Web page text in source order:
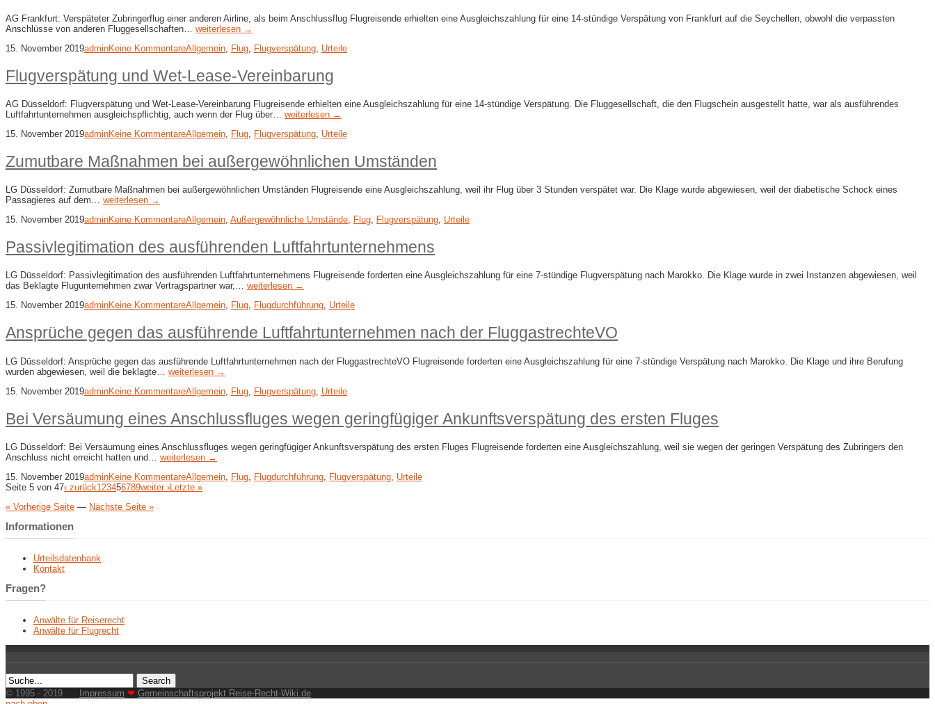
AG Frankfurt: Verspäteter Zubringerflug einer anderen Airline, als beim Anschlussflug Flugreisende erhielten eine Ausgleichszahlung für eine 14-stündige Verspätung von Frankfurt auf die Seychellen, obwohl die verpassten
Anschlüsse von anderen Fluggesellschaften… weiterlesen →
15. November 2019adminKeine KommentareAllgemein Flug Flugverspätung Urteile
Flugverspätung und Wet-Lease-Vereinbarung
AG Düsseldorf: Flugverspätung und Wet-Lease-Vereinbarung Flugreisende erhielten eine Ausgleichszahlung für eine 14-stündige Verspätung. Die Fluggesellschaft, die den Flugschein ausgestellt hatte, war als ausführendes
Luftfahrtunternehmen ausgleichspflichtig, auch wenn der Flug über… weiterlesen →
15. November 2019adminKeine KommentareAllgemein, Flug, Flugverspätung, Urteile
Zumutbare Maßnahmen bei außergewöhnlichen Umständen
LG Düsseldorf: Zumutbare Maßnahmen bei außergewöhnlichen Umständen Flugreisende eine Ausgleichszahlung, weil ihr Flug über 3 Stunden verspätet war. Die Klage wurde abgewiesen, weil der diabetische Schock eines
Passagieres auf dem… weiterlesen →
15. November 2019adminKeine KommentareAllgemein, Außergewöhnliche Umstände, Flug, Flugverspätung, Urteile
Passivlegitimation des ausführenden Luftfahrtunternehmens
LG Düsseldorf: Passivlegitimation des ausführenden Luftfahrtunternehmens Flugreisende forderten eine Ausgleichszahlung für eine 7-stündige Flugverspätung nach Marokko. Die Klage wurde in zwei Instanzen abgewiesen, weil
das Beklagte Flugunternehmen zwar Vertragspartner war,… weiterlesen →
15. November 2019adminKeine KommentareAllgemein, Flug, Flugdurchführung, Urteile
Ansprüche gegen das ausführende Luftfahrtunternehmen nach der FluggastrechteVO
LG Düsseldorf: Ansprüche gegen das ausführende Luftfahrtunternehmen nach der FluggastrechteVO Flugreisende forderten eine Ausgleichszahlung für eine 7-stündige Verspätung nach Marokko. Die Klage und ihre Berufung
wurden abgewiesen, weil die beklagte… weiterlesen →
15. November 2019adminKeine KommentareAllgemein Flug Flugverspätung Urteile
Bei Versäumung eines Anschlussfluges wegen geringfügiger Ankunftsverspätung des ersten Fluges
LG Düsseldorf: Bei Versäumung eines Anschlussfluges wegen geringfügiger Ankunftsverspätung des ersten Fluges Flugreisende forderten eine Ausgleichszahlung, weil sie wegen der geringen Verspätung des Zubringers den
Anschluss nicht erreicht hatten und… weiterlesen →
15. November 2019adminKeine KommentareAllgemein Flug Flugdurchführung Flugverspätung Urteile
Seite 5 von 47‹ zurück1 23456789weiter ›Letzte »
« Vorherige Seite — Nächste Seite »
Informationen
Urteilsdatenbank
Kontakt
Fragen?
Anwälte für Reiserecht
Anwälte für Flugrecht
© 1995 - 2019 Impressum ❤ Gemeinschaftsprojekt Reise-Recht-Wiki.de